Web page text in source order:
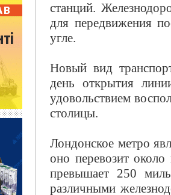
станций.
для передвижения
угле.
Новый вид
день открытия
удовольствием
столицы.
Лондонское метро
оно перевозит
превышает 250
различными